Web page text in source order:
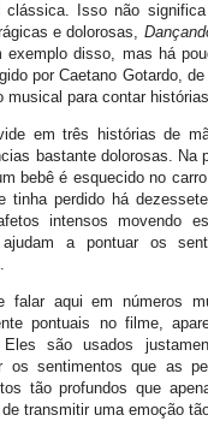
clássica. Isso não
e dolorosas,
exemplo disso, mas há
por Caetano Gotardo,
musical para contar
em três histórias de
bastante dolorosas. Na
bebê é esquecido no
tinha perdido há
intensos movendo
a pontuar os
falar aqui em números
pontuais no filme,
Eles são usados
os sentimentos que as
tão profundos que
transmitir uma emoção